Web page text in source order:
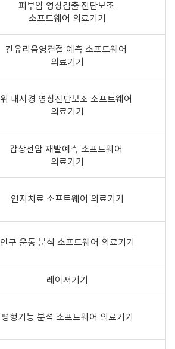
피부암 영상검출·진단보조
소프트웨어 의료기기
간유리음영결절 예측 소프트웨어
의료기기
위 내시경 영상진단보조 소프트웨어
의료기기
갑상선암 재발예측 소프트웨어
의료기기
인지치료 소프트웨어 의료기기
안구 운동 분석 소프트웨어 의료기기
레이저기기
평형기능 분석 소프트웨어 의료기기